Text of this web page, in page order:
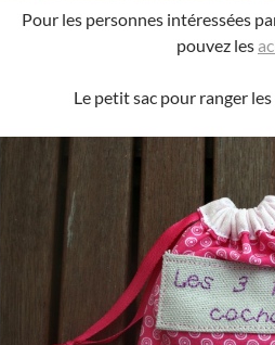
Pour les personnes intéressées
pouvez les
Le petit sac pour ranger